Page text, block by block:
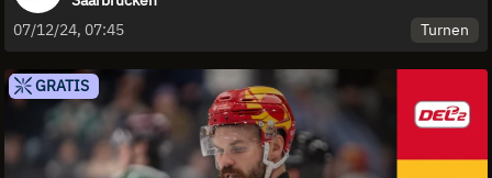
07/12/24, 07:45
Turnen
GRATIS